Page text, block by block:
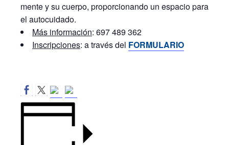
mente y su cuerpo, proporcionando un espacio para
el autocuidado.
Más información: 697 489 362
Inscripciones: a través del FORMULARIO